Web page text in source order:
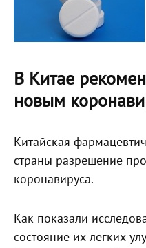
В Китае
новым
Китайская
страны разрешение
коронавируса.
Как показали
состояние их легких